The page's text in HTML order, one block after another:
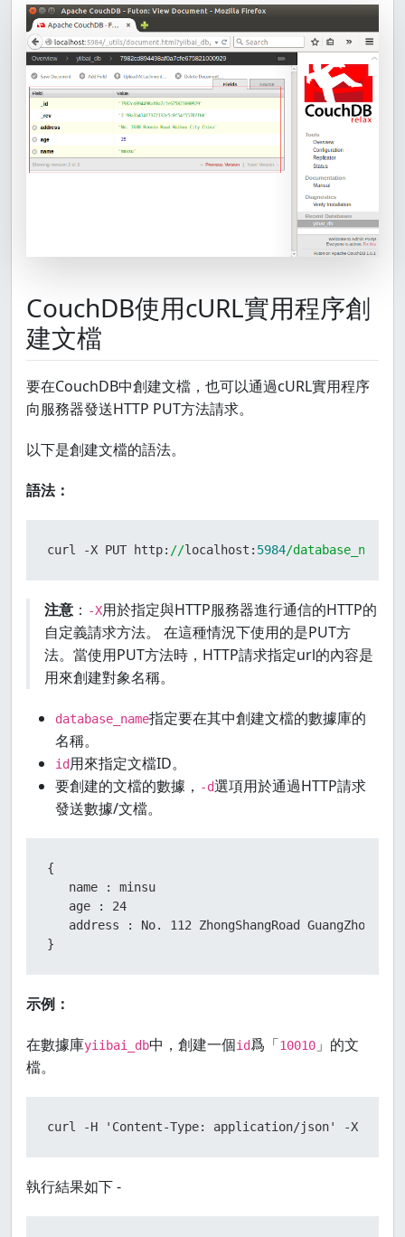
CouchDB使用cURL實用程序創
建文檔
要在CouchDB中創建文檔，也可以通過cURL實用程序
向服務器發送HTTP PUT方法請求。
以下是創建文檔的語法。
語法：
curl -X PUT http: //localhost: 5984/database_name/
注意 ： -X用於指定與HTTP服務器進行通信的HTTP的
自定義請求方法。 在這種情況下使用的是PUT方
法。當使用PUT方法時，HTTP請求指定url的內容是
用來創建對象名稱。
database_name指定要在其中創建文檔的數據庫的
名稱。
id用來指定文檔ID。
要創建的文檔的數據， -d選項用於通過HTTP請求
發送數據/文檔。
{
   name : minsu
   age : 24
   address : No. 112 ZhongShangRoad GuangZhou
}
示例：
在數據庫yiibai_db中，創建一個id爲「10010 」的文
檔。
curl -H 'Content-Type: application/json' -X PUT
執行結果如下 -